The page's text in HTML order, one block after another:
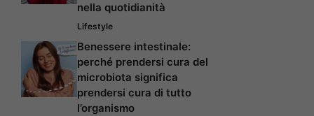
nella quotidianità
Lifestyle
Benessere intestinale:
perché prendersi cura del
microbiota significa
prendersi cura di tutto
l’organismo